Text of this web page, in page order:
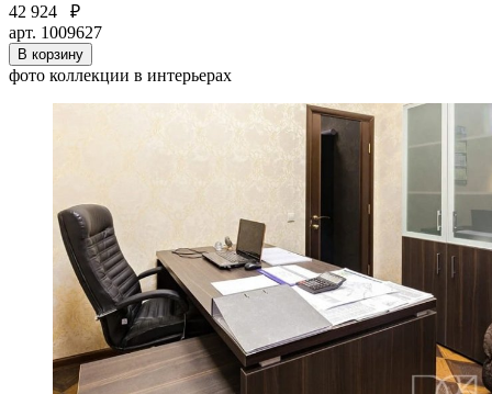
42 924
₽
арт. 1009627
В корзину
фото коллекции в интерьерах